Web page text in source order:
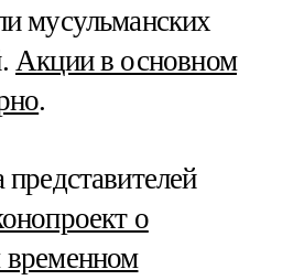
мусульманских
Акции в основном
.
о
временном